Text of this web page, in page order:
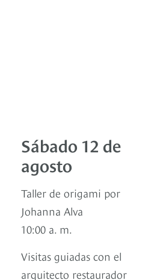
Sábado 12 de
agosto
Taller de origami por
Johanna Alva
10:00 a. m.
Visitas guiadas con el
arquitecto restaurador